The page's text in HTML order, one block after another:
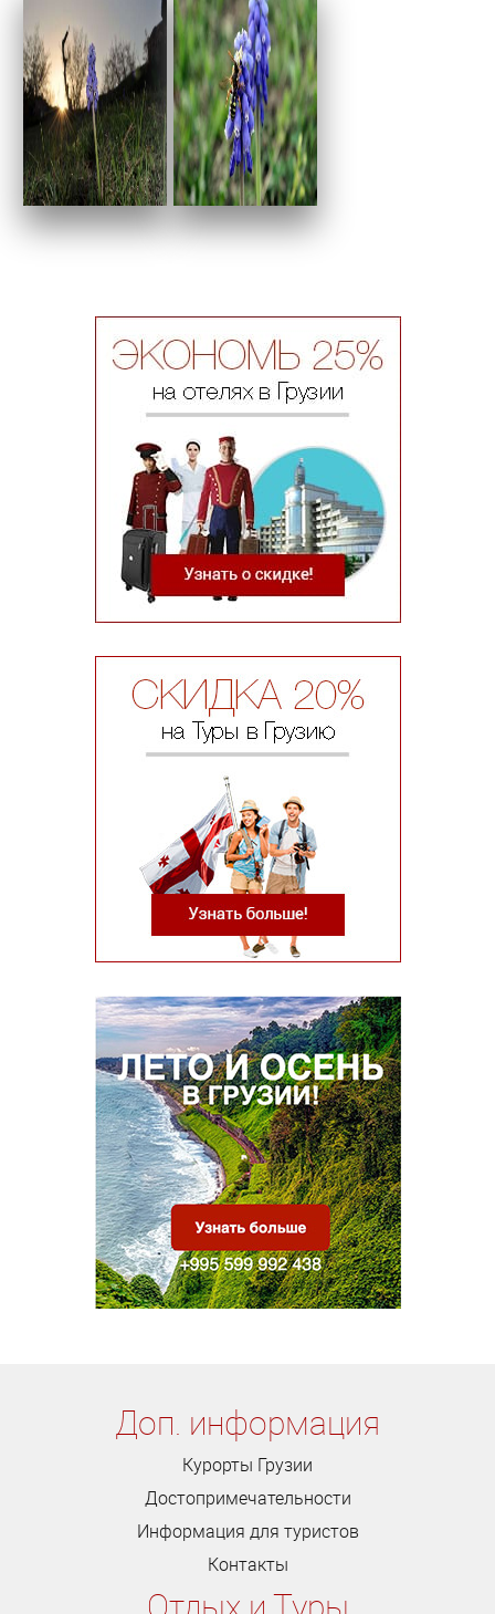
Доп. информация
Курорты Грузии
Достопримечательности
Информация для туристов
Контакты